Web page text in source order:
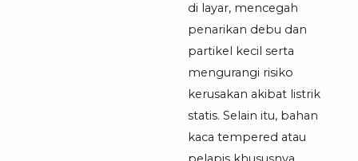
di layar, mencegah
penarikan debu dan
partikel kecil serta
mengurangi risiko
kerusakan akibat listrik
statis. Selain itu, bahan
kaca tempered atau